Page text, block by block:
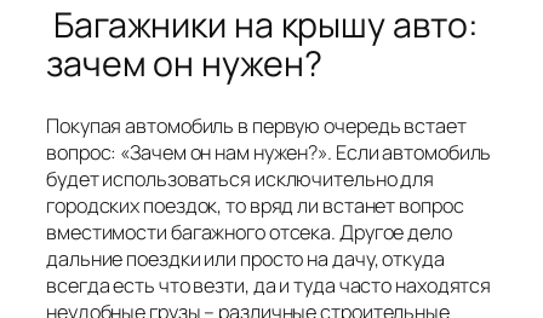
Багажники на крышу авто:
зачем он нужен?
Покупая автомобиль в первую очередь встает
вопрос: «Зачем он нам нужен?». Если автомобиль
будет использоваться исключительно для
городских поездок, то вряд ли встанет вопрос
вместимости багажного отсека. Другое дело
дальние поездки или просто на дачу, откуда
всегда есть что везти, да и туда часто находятся
неудобные грузы – различные строительные